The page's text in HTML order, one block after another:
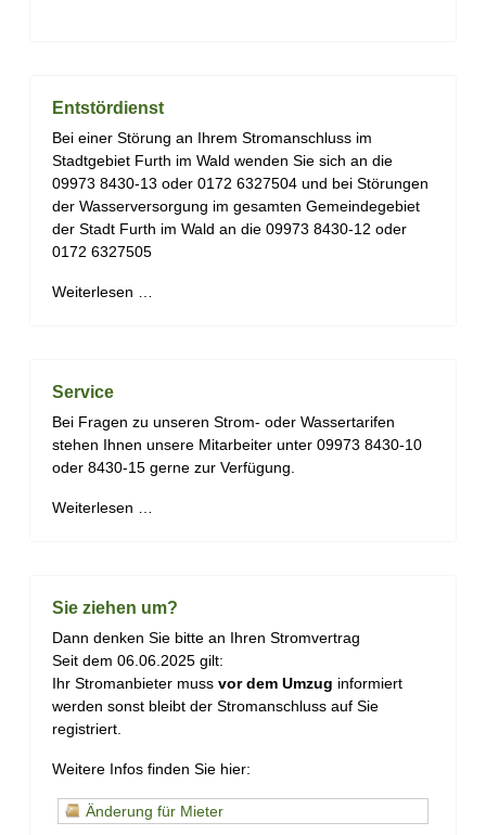
Entstördienst
Bei einer Störung an Ihrem Stromanschluss im
Stadtgebiet Furth im Wald wenden Sie sich an die
09973 8430-13 oder 0172 6327504 und bei Störungen
der Wasserversorgung im gesamten Gemeindegebiet
der Stadt Furth im Wald an die 09973 8430-12 oder
0172 6327505
Weiterlesen …
Service
Bei Fragen zu unseren Strom- oder Wassertarifen
stehen Ihnen unsere Mitarbeiter unter 09973 8430-10
oder 8430-15 gerne zur Verfügung.
Weiterlesen …
Sie ziehen um?
Dann denken Sie bitte an Ihren Stromvertrag
Seit dem 06.06.2025 gilt:
Ihr Stromanbieter muss vor dem Umzug informiert
werden sonst bleibt der Stromanschluss auf Sie
registriert.
Weitere Infos finden Sie hier:
Änderung für Mieter